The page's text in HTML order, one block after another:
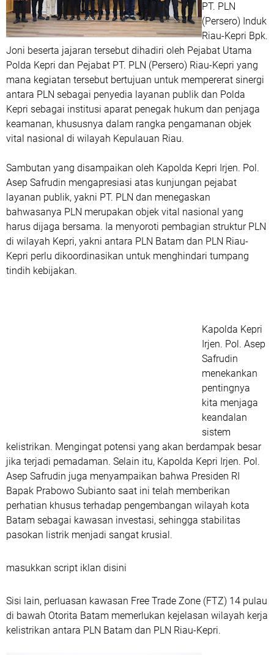
PT. PLN
(Persero) Induk
Riau-Kepri Bpk.
Joni beserta jajaran tersebut dihadiri oleh Pejabat Utama
Polda Kepri dan Pejabat PT. PLN (Persero) Riau-Kepri yang
mana kegiatan tersebut bertujuan untuk mempererat sinergi
antara PLN sebagai penyedia layanan publik dan Polda
Kepri sebagai institusi aparat penegak hukum dan penjaga
keamanan, khususnya dalam rangka pengamanan objek
vital nasional di wilayah Kepulauan Riau.
Sambutan yang disampaikan oleh Kapolda Kepri Irjen. Pol.
Asep Safrudin mengapresiasi atas kunjungan pejabat
layanan publik, yakni PT. PLN dan menegaskan
bahwasanya PLN merupakan objek vital nasional yang
harus dijaga bersama. Ia menyoroti pembagian struktur PLN
di wilayah Kepri, yakni antara PLN Batam dan PLN Riau-
Kepri perlu dikoordinasikan untuk menghindari tumpang
tindih kebijakan.
Kapolda Kepri
Irjen. Pol. Asep
Safrudin
menekankan
pentingnya
kita menjaga
keandalan
sistem
kelistrikan. Mengingat potensi yang akan berdampak besar
jika terjadi pemadaman. Selain itu, Kapolda Kepri Irjen. Pol.
Asep Safrudin juga menyampaikan bahwa Presiden RI
Bapak Prabowo Subianto saat ini telah memberikan
perhatian khusus terhadap pengembangan wilayah kota
Batam sebagai kawasan investasi, sehingga stabilitas
pasokan listrik menjadi sangat krusial.
masukkan script iklan disini
Sisi lain, perluasan kawasan Free Trade Zone (FTZ) 14 pulau
di bawah Otorita Batam memerlukan kejelasan wilayah kerja
kelistrikan antara PLN Batam dan PLN Riau-Kepri.